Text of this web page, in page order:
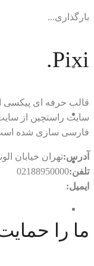
بارگذاری...
Pixi.
قالب حرفه ای پیکسی
سایت راستچین از
فارسی سازی شده
آدرس:تهران خیابان
تلفن:02188950000
ایمیل:
ما را